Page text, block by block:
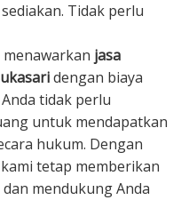
Tidak perlu
menawarkan jasa
dengan biaya
tidak perlu
untuk mendapatkan
hukum. Dengan
tetap memberikan
mendukung Anda